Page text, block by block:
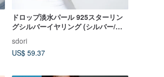
ドロップ淡水パール 925スターリン
グシルバーイヤリング (シルバー/ロ
シリーズ
sdori
US$ 59.37